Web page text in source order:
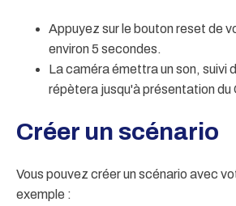
Appuyez sur le bouton reset de
environ 5 secondes.
La caméra émettra un son, suivi
répètera jusqu'à présentation du
Créer un scénario
Vous pouvez créer un scénario avec
exemple :